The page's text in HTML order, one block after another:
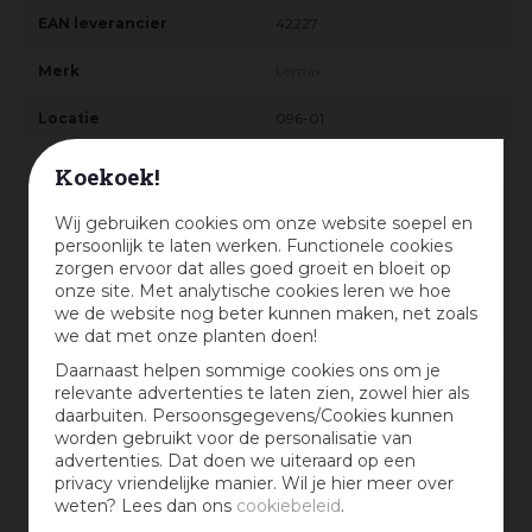
Koekoek!
Wij gebruiken cookies om onze website soepel en
persoonlijk te laten werken. Functionele cookies
zorgen ervoor dat alles goed groeit en bloeit op
onze site. Met analytische cookies leren we hoe
we de website nog beter kunnen maken, net zoals
we dat met onze planten doen!
Daarnaast helpen sommige cookies ons om je
relevante advertenties te laten zien, zowel hier als
daarbuiten. Persoonsgegevens/Cookies kunnen
worden gebruikt voor de personalisatie van
advertenties. Dat doen we uiteraard op een
privacy vriendelijke manier. Wil je hier meer over
weten? Lees dan ons cookiebeleid.
EAN leverancier 42227
Merk
Locatie 096-01
Soort
Materiaal
Breedte in cm 5
Diepte in cm 3
Materiaal detail Polyresin
Afmeting (B x D x H) 5x3x6.7 cm
Dorpsnaam Jukebox Junction